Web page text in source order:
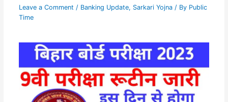
Leave a Comment / Banking Update, Sarkari Yojna/ By Public
Time